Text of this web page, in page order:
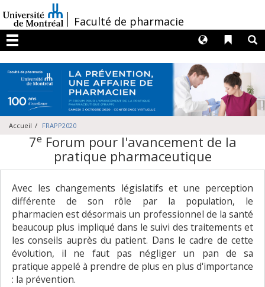
au
contenu
/Faculté de pharmacie
Menu
Liens
Langues
Accueil FRAPP2020
7e Forum pour l'avancement de la
pratique pharmaceutique
Avec les changements législatifs et une perception
différente de son rôle par la population, le
pharmacien est désormais un professionnel de la santé
beaucoup plus impliqué dans le suivi des traitements et
les conseils auprès du patient. Dans le cadre de cette
évolution, il ne faut pas négliger un pan de sa
pratique appelé à prendre de plus en plus d'importance
: la prévention.